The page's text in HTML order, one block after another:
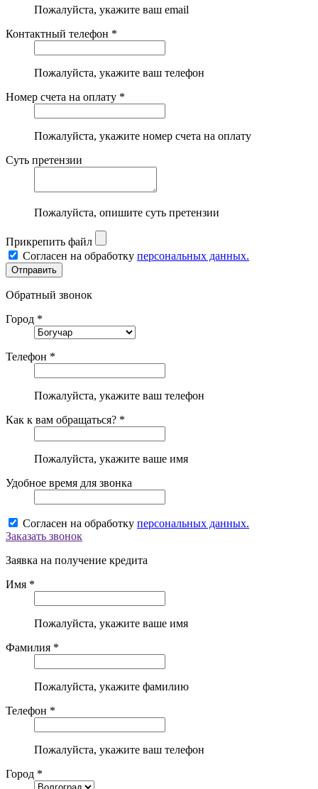
Пожалуйста, укажите ваш email
Контактный телефон *
Пожалуйста, укажите ваш телефон
Номер счета на оплату *
Пожалуйста, укажите номер счета на оплату
Суть претензии
Пожалуйста, опишите суть претензии
Прикрепить файл
Согласен на обработку персональных данных.
Обратный звонок
Город *
Телефон *
Пожалуйста, укажите ваш телефон
Как к вам обращаться? *
Пожалуйста, укажите ваше имя
Удобное время для звонка
Согласен на обработку персональных данных.
Заказать звонок
Заявка на получение кредита
Имя *
Пожалуйста, укажите ваше имя
Фамилия *
Пожалуйста, укажите фамилию
Телефон *
Пожалуйста, укажите ваш телефон
Город *